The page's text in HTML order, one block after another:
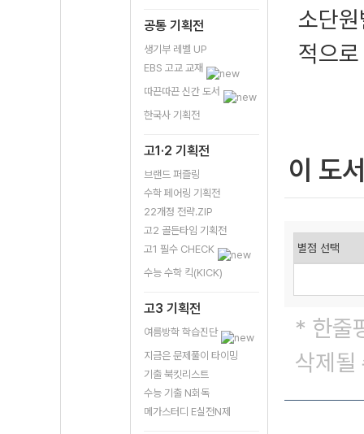
공통 기획전
생기부 레벨 UP
EBS 고교 교재
따끈따끈 신간 도서
한국사 기획전
고1·2 기획전
브랜드 퍼즐링
수학 페어링 기획전
22개정 전략.ZIP
고2 골든타임 기획전
고1 필수 CHECK
수능 수학 킥(KICK)
고3 기획전
여름방학 학습진단
지금은 문제풀이 타이밍
기출 북킷리스트
수능 기출 N회독
메가스터디 E실전N제
소단
적으
이 도
* 한줄
삭제될